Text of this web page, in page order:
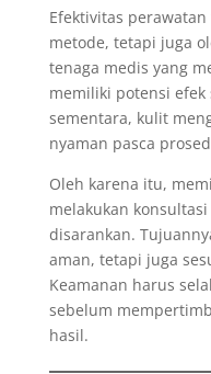
Efektivitas
metode, tetapi juga
tenaga medis yang
memiliki potensi
sementara, kulit
nyaman pasca
Oleh karena itu,
melakukan
disarankan.
aman, tetapi juga
Keamanan harus
sebelum
hasil.